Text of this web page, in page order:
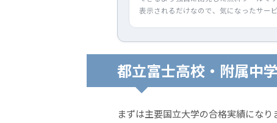
表示されるだけなので、気になったサー
都立富士高校・附属中
まずは主要国立大学の合格実績にな